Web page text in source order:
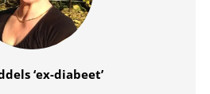
‘ex-diabeet’